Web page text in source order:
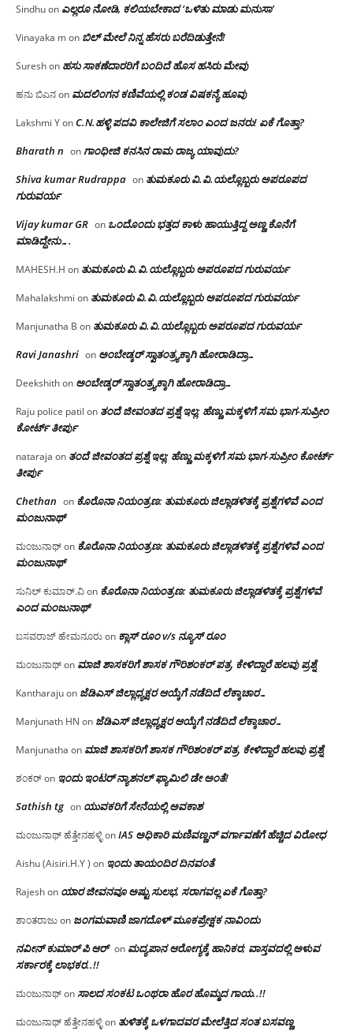
Sindhuon ಎಲ್ಲರೂ ನೋಡಿ, ಕಲಿಯಬೇಕಾದ ‘ಒಳಿತು ಮಾಡು ಮನುಸಾ’
Vinayaka mon ಬಿಲ್ ಮೇಲೆ ನಿನ್ನ ಹೆಸರು ಬರೆದಿಡುತ್ತೇನೆ!
Sureshon ಹಸು ಸಾಕಣೆದಾರರಿಗೆ ಬಂದಿದೆ ಹೊಸ ಹಸಿರು ಮೇವು
ಹನು ಬಿಎನon ಮದಲಿಂಗನ ಕಣಿವೆಯಲ್ಲಿ ಕಂಡ ವಿಷಕನ್ಯೆ ಹೂವು
Lakshmi YonC.N.ಹಳ್ಳಿ ಪದವಿ ಕಾಲೇಜಿಗೆ ಸಲಾಂ‌ ಎಂದ ಜನರು! ಏಕೆ ಗೊತ್ತಾ?
Bharath n onಗಾಂಧೀಜಿ ಕನಸಿನ ರಾಮ ರಾಜ್ಯ ಯಾವುದು?
Shiva kumar Rudrappa on ತುಮಕೂರು‌ ವಿ.ವಿ.ಯಲ್ಲೊಬ್ಬರು ಅಪರೂಪದ
ಗುರುವರ್ಯ
Vijay kumar GR on ಒಂದೊಂದು ಭತ್ತದ ಕಾಳು ಹಾಯುತ್ತಿದ್ದ ಅಣ್ಣ ಕೊನೆಗೆ
ಮಾಡಿದ್ದೇನು….
MAHESH.H on ತುಮಕೂರು‌ ವಿ.ವಿ.ಯಲ್ಲೊಬ್ಬರು ಅಪರೂಪದ ಗುರುವರ್ಯ
Mahalakshmi on ತುಮಕೂರು‌ ವಿ.ವಿ.ಯಲ್ಲೊಬ್ಬರು ಅಪರೂಪದ ಗುರುವರ್ಯ
Manjunatha B on ತುಮಕೂರು‌ ವಿ.ವಿ.ಯಲ್ಲೊಬ್ಬರು ಅಪರೂಪದ ಗುರುವರ್ಯ
Ravi Janashri on ಅಂಬೇಡ್ಕರ್ ಸ್ವಾತಂತ್ರ್ಯಕ್ಕಾಗಿ ಹೋರಾಡಿದ್ರಾ…
Deekshithon ಅಂಬೇಡ್ಕರ್ ಸ್ವಾತಂತ್ರ್ಯಕ್ಕಾಗಿ ಹೋರಾಡಿದ್ರಾ…
Raju police patil on ತಂದೆ ಜೀವಂತದ ಪ್ರಶ್ನೆ ಇಲ್ಲ: ಹೆಣ್ಣು ಮಕ್ಕಳಿಗೆ ಸಮ ಭಾಗ-ಸುಪ್ರೀಂ
ಕೋರ್ಟ್ ತೀರ್ಪು
nataraja on ತಂದೆ ಜೀವಂತದ ಪ್ರಶ್ನೆ ಇಲ್ಲ: ಹೆಣ್ಣು ಮಕ್ಕಳಿಗೆ ಸಮ ಭಾಗ-ಸುಪ್ರೀಂ ಕೋರ್ಟ್
ತೀರ್ಪು
Chethan on ಕೊರೊನಾ ನಿಯಂತ್ರಣ: ತುಮಕೂರು ಜಿಲ್ಲಾಡಳಿತಕ್ಕೆ ಪ್ರಶ್ನೆಗಳಿವೆ ಎಂದ
ಮಂಜು‌ನಾಥ್
ಮಂಜುನಾಥ್on ಕೊರೊನಾ ನಿಯಂತ್ರಣ: ತುಮಕೂರು ಜಿಲ್ಲಾಡಳಿತಕ್ಕೆ ಪ್ರಶ್ನೆಗಳಿವೆ ಎಂದ
ಮಂಜು‌ನಾಥ್
ಸುನಿಲ್ ಕುಮಾರ್.ವಿon ಕೊರೊನಾ ನಿಯಂತ್ರಣ: ತುಮಕೂರು ಜಿಲ್ಲಾಡಳಿತಕ್ಕೆ ಪ್ರಶ್ನೆಗಳಿವೆ
ಎಂದ ಮಂಜು‌ನಾಥ್
ಬಸವರಾಜ್ ಹೇಮನೂರುon ಕ್ಲಾಸ್ ರೂಂ v/s ನ್ಯೂಸ್ ರೂಂ
ಮಂಜುನಾಥ್on ಮಾಜಿ ಶಾಸಕರಿಗೆ ಶಾಸಕ ಗೌರಿಶಂಕರ್ ಪತ್ರ, ಕೇಳಿದ್ದಾರೆ ಹಲವು ಪ್ರಶ್ನೆ
Kantharajuon ಜೆಡಿಎಸ್ ಜಿಲ್ಲಾಧ್ಯಕ್ಷರ ಆಯ್ಕೆಗೆ ನಡೆದಿದೆ ಲೆಕ್ಕಾಚಾರ…
Manjunath HN on ಜೆಡಿಎಸ್ ಜಿಲ್ಲಾಧ್ಯಕ್ಷರ ಆಯ್ಕೆಗೆ ನಡೆದಿದೆ ಲೆಕ್ಕಾಚಾರ…
Manjunatha on ಮಾಜಿ ಶಾಸಕರಿಗೆ ಶಾಸಕ ಗೌರಿಶಂಕರ್ ಪತ್ರ, ಕೇಳಿದ್ದಾರೆ ಹಲವು ಪ್ರಶ್ನೆ
ಶಂಕರ್on ಇಂದು ಇಂಟರ್ ನ್ಯಾಶನಲ್ ಫ್ಯಾಮಿಲಿ ಡೇ ಅಂತೆ!
Sathish tg on ಯುವಕರಿಗೆ ಸೇನೆಯಲ್ಲಿ ಅವಕಾಶ
ಮಂಜುನಾಥ್ ಹೆತ್ತೇನಹಳ್ಳಿonIAS ಅಧಿಕಾರಿ ಮಣಿವಣ್ಣನ್ ವರ್ಗಾವಣೆಗೆ ಹೆಚ್ಚಿದ‌ ವಿರೋಧ
Aishu (Aisiri.H.Y ) on ಇಂದು ತಾಯಂದಿರ ದಿನವಂತೆ
Rajeshon ಯಾರ ಜೀವನವೂ ಅಷ್ಟು ಸುಲಭ, ಸರಾಗವಲ್ಲ ಏಕೆ ಗೊತ್ತಾ?
ಶಾಂತರಾಜುon ಜಂಗಮವಾಣಿ ಜಾಗದೊಳ್ ಮೂಕಪ್ರೇಕ್ಷಕ ನಾವಿಂದು
ನವೀನ್ ಕುಮಾರ್ ಪಿ ಆರ್ on ಮದ್ಯಪಾನ ಆರೋಗ್ಯಕ್ಕೆ ಹಾನಿಕರ; ವಾಸ್ತವದಲ್ಲಿ ಅಳುವ
ಸರ್ಕಾರಕ್ಕೆ ಲಾಭಕರ..!!
ಮಂಜುನಾಥ್onಸಾಲದ ಸಂಕಟ ಒಂಥರಾ ಹೊರ ಹೊಮ್ಮದ ಗಾಯ..!!
ಮಂಜುನಾಥ್ ಹೆತ್ತೇನಹಳ್ಳಿon ತುಳಿತಕ್ಕೆ ಒಳಗಾದವರ ಮೇಲೆತ್ತಿದ ಸಂತ ಬಸವಣ್ಣ